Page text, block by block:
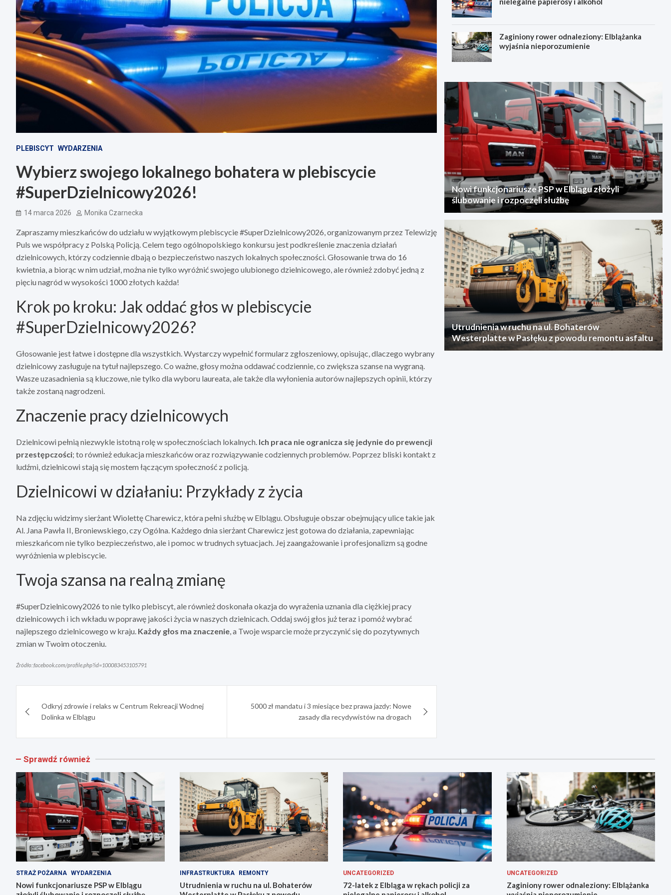
PLEBISCYT WYDARZENIA
Wybierz swojego lokalnego bohatera w plebiscycie
#SuperDzielnicowy2026!
14 marca 2026 Monika Czarnecka
Zapraszamy mieszkańców do udziału w wyjątkowym plebiscycie #SuperDzielnicowy2026, organizowanym przez Telewizję
Puls we współpracy z Polską Policją. Celem tego ogólnopolskiego konkursu jest podkreślenie znaczenia działań
dzielnicowych, którzy codziennie dbają o bezpieczeństwo naszych lokalnych społeczności. Głosowanie trwa do 16
kwietnia, a biorąc w nim udział, można nie tylko wyróżnić swojego ulubionego dzielnicowego, ale również zdobyć jedną z
pięciu nagród w wysokości 1000 złotych każda!
Krok po kroku: Jak oddać głos w plebiscycie
#SuperDzielnicowy2026?
Głosowanie jest łatwe i dostępne dla wszystkich. Wystarczy wypełnić formularz zgłoszeniowy, opisując, dlaczego wybrany
dzielnicowy zasługuje na tytuł najlepszego. Co ważne, głosy można oddawać codziennie, co zwiększa szanse na wygraną.
Wasze uzasadnienia są kluczowe, nie tylko dla wyboru laureata, ale także dla wyłonienia autorów najlepszych opinii, którzy
także zostaną nagrodzeni.
Znaczenie pracy dzielnicowych
Dzielnicowi pełnią niezwykle istotną rolę w społecznościach lokalnych. Ich praca nie ogranicza się jedynie do prewencji
przestępczości; to również edukacja mieszkańców oraz rozwiązywanie codziennych problemów. Poprzez bliski kontakt z
ludźmi, dzielnicowi stają się mostem łączącym społeczność z policją.
Dzielnicowi w działaniu: Przykłady z życia
Na zdjęciu widzimy sierżant Wiolettę Charewicz, która pełni służbę w Elblągu. Obsługuje obszar obejmujący ulice takie jak
Al. Jana Pawła II, Broniewskiego, czy Ogólna. Każdego dnia sierżant Charewicz jest gotowa do działania, zapewniając
mieszkańcom nie tylko bezpieczeństwo, ale i pomoc w trudnych sytuacjach. Jej zaangażowanie i profesjonalizm są godne
wyróżnienia w plebiscycie.
Twoja szansa na realną zmianę
#SuperDzielnicowy2026 to nie tylko plebiscyt, ale również doskonała okazja do wyrażenia uznania dla ciężkiej pracy
dzielnicowych i ich wkładu w poprawę jakości życia w naszych dzielnicach. Oddaj swój głos już teraz i pomóż wybrać
najlepszego dzielnicowego w kraju. Każdy głos ma znaczenie, a Twoje wsparcie może przyczynić się do pozytywnych
zmian w Twoim otoczeniu.
Źródło: facebook.com/profile.php?id=100083453105791
wpisuOdkryj zdrowie i relaks w Centrum Rekreacji Wodnej
Dolinka w Elblągu
5000 zł mandatu i 3 miesiące bez prawa jazdy: Nowe
zasady dla recydywistów na drogach
Zaginiony rower odnaleziony: Elblążanka
wyjaśnia nieporozumienie
Nowi funkcjonariusze PSP w Elblągu złożyli
ślubowanie i rozpoczęli służbę
Utrudnienia w ruchu na ul. Bohaterów
Westerplatte w Pasłęku z powodu remontu asfaltu
Sprawdź również
STRAŻ POŻARNA WYDARZENIA
Nowi funkcjonariusze PSP w Elblągu
INFRASTRUKTURA REMONTY
Utrudnienia w ruchu na ul. Bohaterów
UNCATEGORIZED
72-latek z Elbląga w rękach policji za
UNCATEGORIZED
Zaginiony rower odnaleziony: Elblążanka